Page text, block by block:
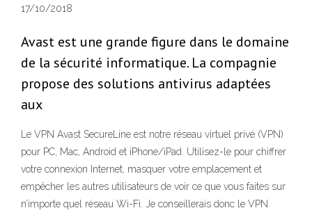
17/10/2018
Avast est une grande figure dans le domaine
de la sécurité informatique. La compagnie
propose des solutions antivirus adaptées
aux
Le VPN Avast SecureLine est notre réseau virtuel privé (VPN)
pour PC, Mac, Android et iPhone/iPad. Utilisez-le pour chiffrer
votre connexion Internet, masquer votre emplacement et
empêcher les autres utilisateurs de voir ce que vous faites sur
n’importe quel réseau Wi-Fi. Je conseillerais donc le VPN